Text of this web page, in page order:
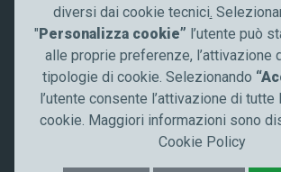
Seguici su
diversi dai cookie tecnici.
"Personalizza cookie” l’utente può
alle proprie preferenze, l’attivazione
tipologie di cookie. Selezionando
l’utente consente l’attivazione di
cookie. Maggiori informazioni sono
Cookie Policy